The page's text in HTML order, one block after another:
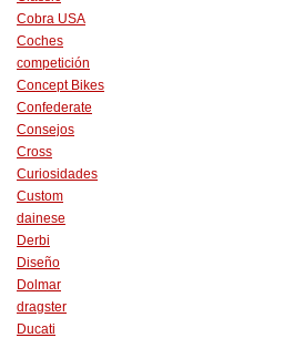
Cobra USA
Coches
competición
Concept Bikes
Confederate
Consejos
Cross
Curiosidades
Custom
dainese
Derbi
Diseño
Dolmar
dragster
Ducati